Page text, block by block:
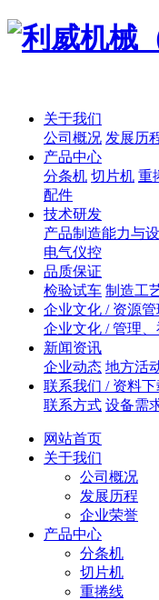
关于我们
公司概况 发展历
产品中心
分条机 切片机 重
配件
技术研发
产品制造能力与
电气仪控
品质保证
检验试车 制造工
企业文化 / 资源管
企业文化 / 管理、
新闻资讯
企业动态 地方活
联系我们 / 资料下
联系方式 设备需
网站首页
关于我们
公司概况
发展历程
企业荣誉
产品中心
分条机
切片机
重捲线